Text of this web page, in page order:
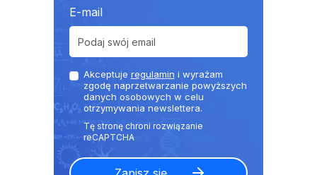
E-mail
Akceptuje regulamin i wyrażam
zgodę naprzetwarzanie powyższych
danych osobowych w celu
otrzymywania newslettera.